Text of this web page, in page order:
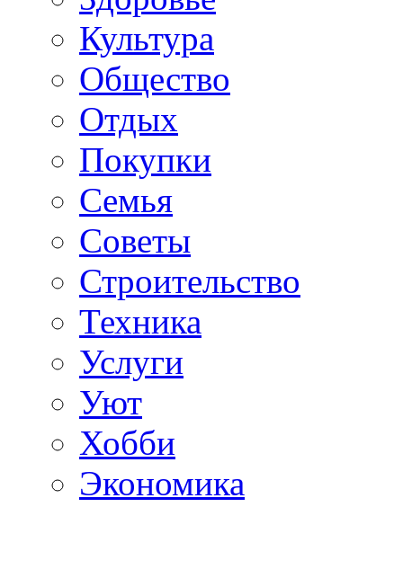
Культура
Общество
Отдых
Покупки
Семья
Советы
Строительство
Техника
Услуги
Уют
Хобби
Экономика